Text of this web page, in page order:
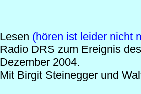
Lesen (hören ist leider nicht
Radio DRS zum Ereignis
Dezember 2004.
Mit Birgit Steinegger und